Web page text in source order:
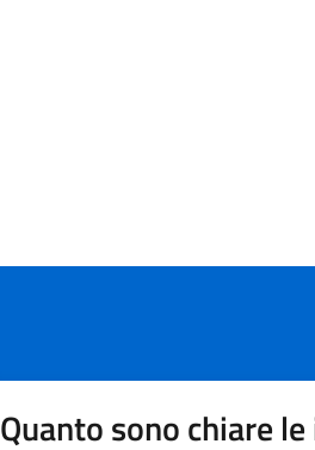
Quanto sono chiare